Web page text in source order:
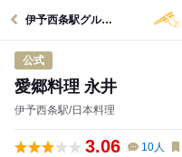
伊予西条駅グルメへ
公式
愛郷料理 永井
伊予西条駅/日本料理
3.06 10人